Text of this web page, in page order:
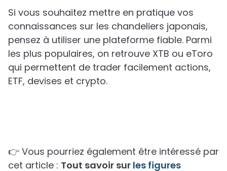
Si vous souhaitez mettre en pratique vos
connaissances sur les chandeliers japonais,
pensez à utiliser une plateforme fiable. Parmi
les plus populaires, on retrouve XTB ou eToro
qui permettent de trader facilement actions,
ETF, devises et crypto.
👉 Vous pourriez également être intéressé par
cet article : Tout savoir sur les figures